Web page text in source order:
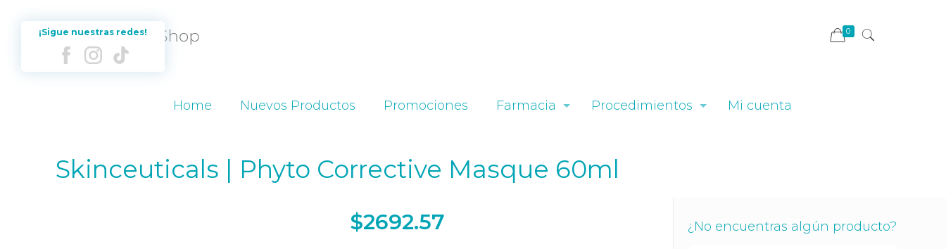
Home Nuevos Productos Promociones Farmacia Procedimientos Mi cuenta
0
Skinceuticals | Phyto Corrective Masque 60ml
$2692.57 ¿No encuentras algún producto?
¡Sigue nuestras redes!